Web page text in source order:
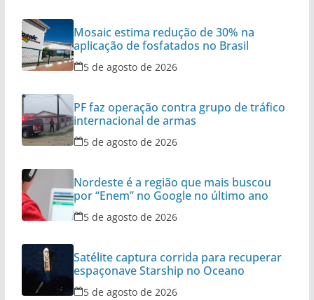
Mosaic estima redução de 30% na
aplicação de fosfatados no Brasil
5 de agosto de 2026
PF faz operação contra grupo de tráfico
internacional de armas
5 de agosto de 2026
Nordeste é a região que mais buscou
por “Enem” no Google no último ano
5 de agosto de 2026
Satélite captura corrida para recuperar
espaçonave Starship no Oceano
5 de agosto de 2026